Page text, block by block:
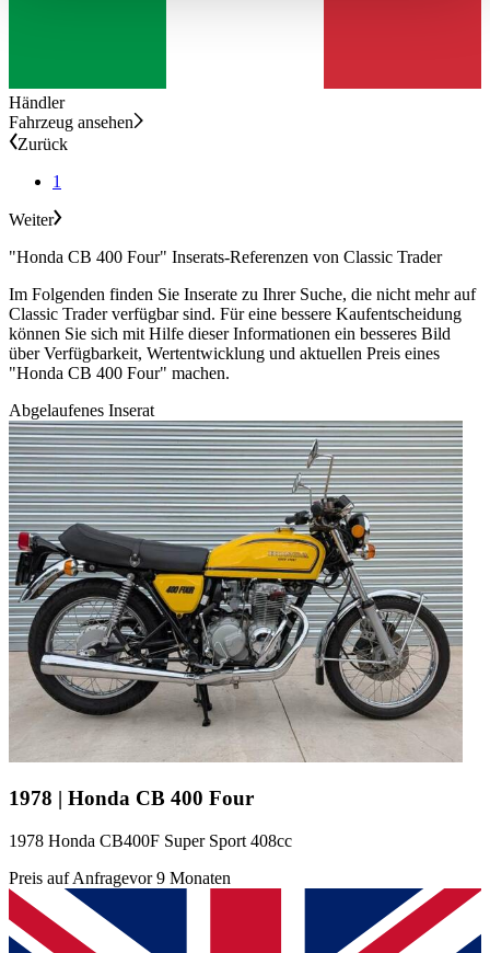
Händler
Fahrzeug ansehen
Zurück
1
Weiter
"Honda CB 400 Four" Inserats-Referenzen von Classic Trader
Im Folgenden finden Sie Inserate zu Ihrer Suche, die nicht mehr auf
Classic Trader verfügbar sind. Für eine bessere Kaufentscheidung
können Sie sich mit Hilfe dieser Informationen ein besseres Bild
über Verfügbarkeit, Wertentwicklung und aktuellen Preis eines
"Honda CB 400 Four" machen.
Abgelaufenes Inserat
1978 | Honda CB 400 Four
1978 Honda CB400F Super Sport 408cc
Preis auf Anfragevor 9 Monaten